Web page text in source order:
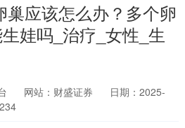
应该怎么办？多个卵
娃吗_治疗_女性_生
网站：财盛证券
日期：2025-